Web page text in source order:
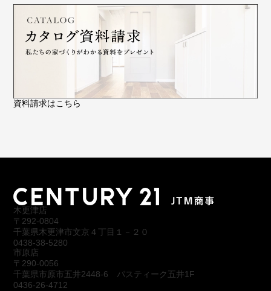
資料請求はこちら
木更津店
〒292-0804
千葉県木更津市文京４丁目１－２０
0438-38-5280
市原店
〒290-0056
千葉県市原市五井2448-6 パスティーク五井1F
0436-26-4712